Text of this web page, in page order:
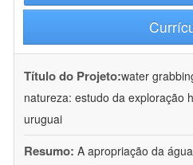
Título do Projeto:water
natureza: estudo da exploração
uruguai
Resumo: A apropriação da